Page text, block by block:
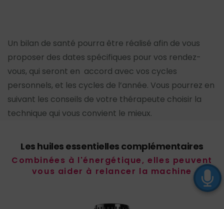
Un bilan de santé pourra être réalisé afin de vous
proposer des dates spécifiques pour vos rendez-
vous, qui seront en accord avec vos cycles
personnels, et les cycles de l’année. Vous pourrez en
suivant les conseils de votre thérapeute choisir la
technique qui vous convient le mieux.
Les huiles essentielles complémentaires
Combinées à l'énergétique, elles peuvent
vous aider à relancer la machine